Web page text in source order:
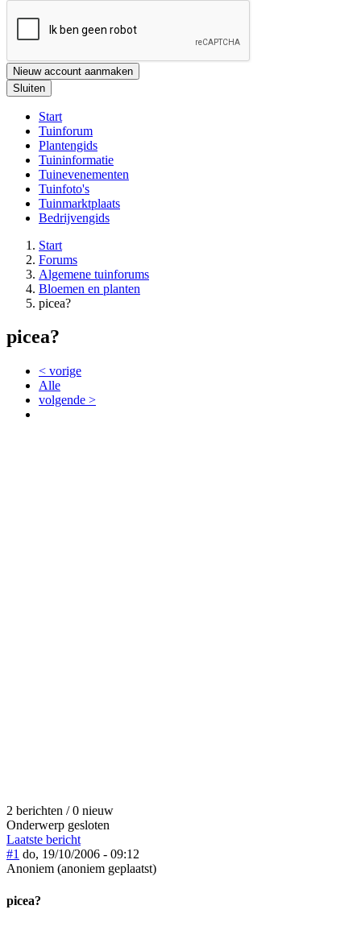
Nieuw account aanmaken
Sluiten
Start
Tuinforum
Plantengids
Tuininformatie
Tuinevenementen
Tuinfoto's
Tuinmarktplaats
Bedrijvengids
Start
Forums
Algemene tuinforums
Bloemen en planten
picea?
picea?
< vorige
Alle
volgende >
2 berichten / 0 nieuw
Onderwerp gesloten
Laatste bericht
#1 do, 19/10/2006 - 09:12
Anoniem (anoniem geplaatst)
picea?